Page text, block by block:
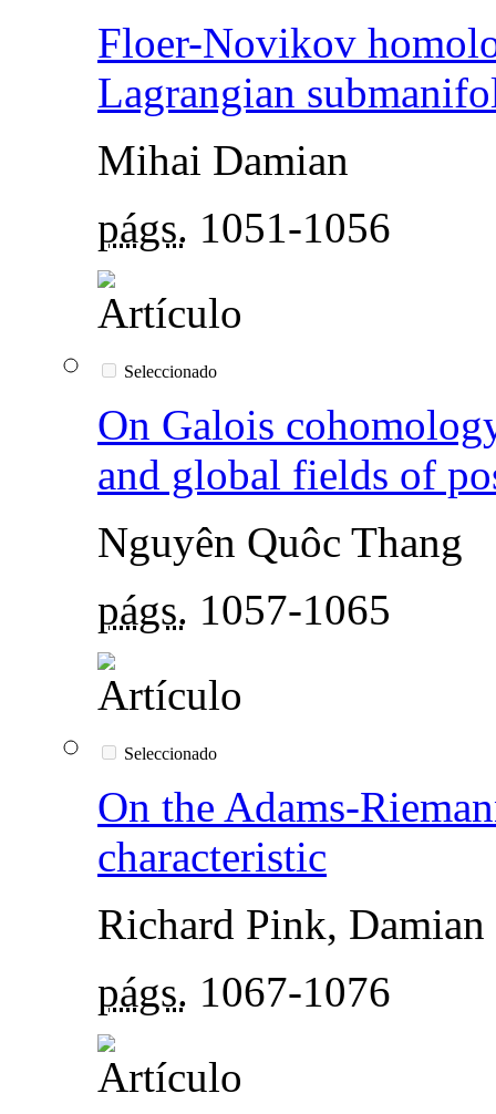
Floer-Novikov
Lagrangian
Mihai Damian
págs. 1051-1056
Seleccionado
On Galois
and global fields of
Nguyên Quôc Thang
págs. 1057-1065
Seleccionado
On the Adams-
characteristic
Richard Pink, Damian
págs. 1067-1076